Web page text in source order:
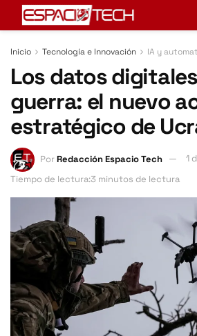
Inicio Tecnología e Innovación IA y
Los datos
guerra: el nuevo
estratégico de
PorRedacción Espacio Tech
1
Tiempo de lectura:3 minutos de lectura